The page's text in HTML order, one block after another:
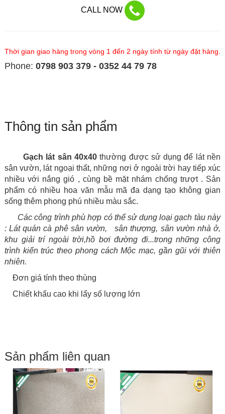
CALL NOW
Thời gian giao hàng trong vòng 1 đến 2 ngày tính từ ngày đặt hàng.
Phone: 0798 903 379 - 0352 44 79 78
Thông tin sản phẩm
Gạch lát sân 40x40thường được sử dụng để lát nền
sân vườn, lát ngoại thất, những nơi ở ngoài trời hay tiếp xúc
nhiều với nắng gió , cùng bề mặt nhám chống trượt . Sản
phẩm có nhiều hoa văn mẫu mã đa dạng tạo không gian
sống thêm phong phú nhiều màu sắc.
Các công trình phù hợp có thể sử dụng loại gạch tàu này
: Lát quán cà phê sân vườn, sân thượng, sân vườn nhà ở,
khu giải trí ngoài trời,hồ bơi đường đi...trong những công
trình kiến trúc theo phong cách Mộc mạc, gần gũi với thiên
nhiên.
Đơn giá tính theo thùng
Chiết khấu cao khi lấy số lượng lớn
Sản phẩm liên quan